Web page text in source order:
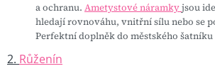
a ochranu. Ametystové náramkyjsou
hledají rovnováhu, vnitřní sílu nebo se
Perfektní doplněk do městského
2. Růženín